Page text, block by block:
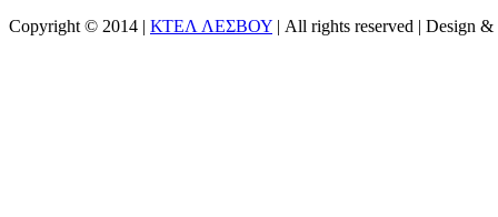
Copyright © 2014 | ΚΤΕΛ ΛΕΣΒΟΥ | All rights reserved | Design &